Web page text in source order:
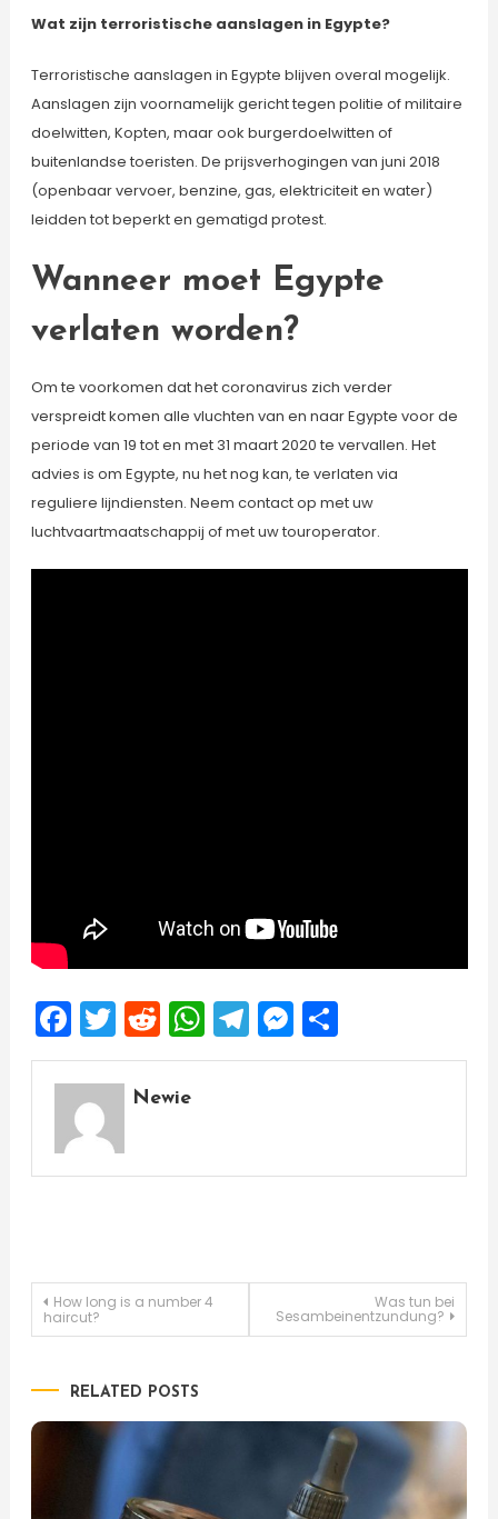
Wat zijn terroristische aanslagen in Egypte?
Terroristische aanslagen in Egypte blijven overal mogelijk.
Aanslagen zijn voornamelijk gericht tegen politie of militaire
doelwitten, Kopten, maar ook burgerdoelwitten of
buitenlandse toeristen. De prijsverhogingen van juni 2018
(openbaar vervoer, benzine, gas, elektriciteit en water)
leidden tot beperkt en gematigd protest.
Wanneer moet Egypte
verlaten worden?
Om te voorkomen dat het coronavirus zich verder
verspreidt komen alle vluchten van en naar Egypte voor de
periode van 19 tot en met 31 maart 2020 te vervallen. Het
advies is om Egypte, nu het nog kan, te verlaten via
reguliere lijndiensten. Neem contact op met uw
luchtvaartmaatschappij of met uw touroperator.
Facebook
Twitter
Reddit
WhatsApp
Telegram
Messenger
Share
Newie
Post
How long is a number 4
haircut?
Was tun bei
Sesambeinentzundung?
RELATED POSTS